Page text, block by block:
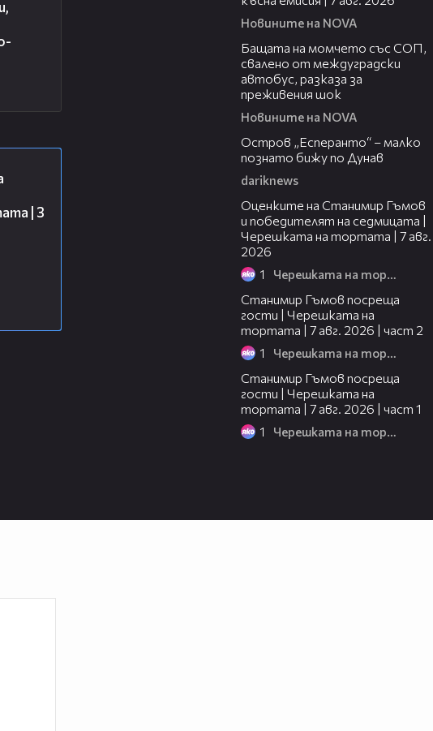
| 3
Новините на NOVA
Бащата на момчето със СОП,
свалено от междуградски
автобус, разказа за
преживения шок
Новините на NOVA
Остров „Есперанто“ – малко
познато бижу по Дунав
dariknews
Оценките на Станимир Гъмов
и победителят на седмицата |
Черешката на тортата | 7 авг.
2026
1 Черешката на тортата
Станимир Гъмов посреща
гости | Черешката на
тортата | 7 авг. 2026 | част 2
1 Черешката на тортата
Станимир Гъмов посреща
гости | Черешката на
тортата | 7 авг. 2026 | част 1
1 Черешката на тортата